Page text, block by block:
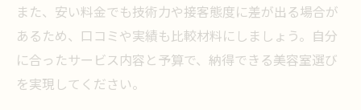
また、安い料金でも技術力や接客態度に差が出る場合が
あるため、口コミや実績も比較材料にしましょう。自分
に合ったサービス内容と予算で、納得できる美容室選び
を実現してください。